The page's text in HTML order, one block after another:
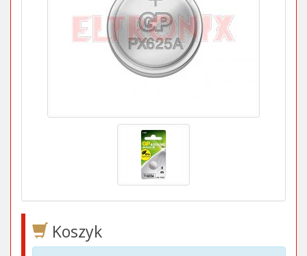
Koszyk